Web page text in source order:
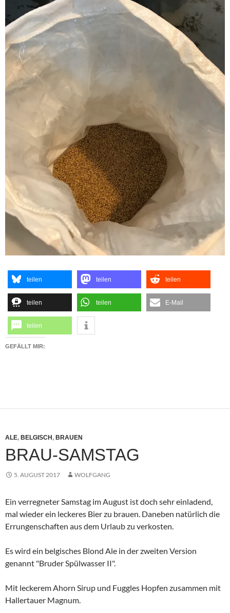
teilen teilen teilen
teilen teilen E-Mail
teilen
GEFÄLLT MIR:
ALE, BELGISCH , BRAUEN
BRAU-SAMSTAG
5. AUGUST 2017 WOLFGANG
Ein verregneter Samstag im August ist doch sehr einladend,
mal wieder ein leckeres Bier zu brauen. Daneben natürlich die
Errungenschaften aus dem Urlaub zu verkosten.
Es wird ein belgisches Blond Ale in der zweiten Version
genannt "Bruder Spülwasser II".
Mit leckerem Ahorn Sirup und Fuggles Hopfen zusammen mit
Hallertauer Magnum.